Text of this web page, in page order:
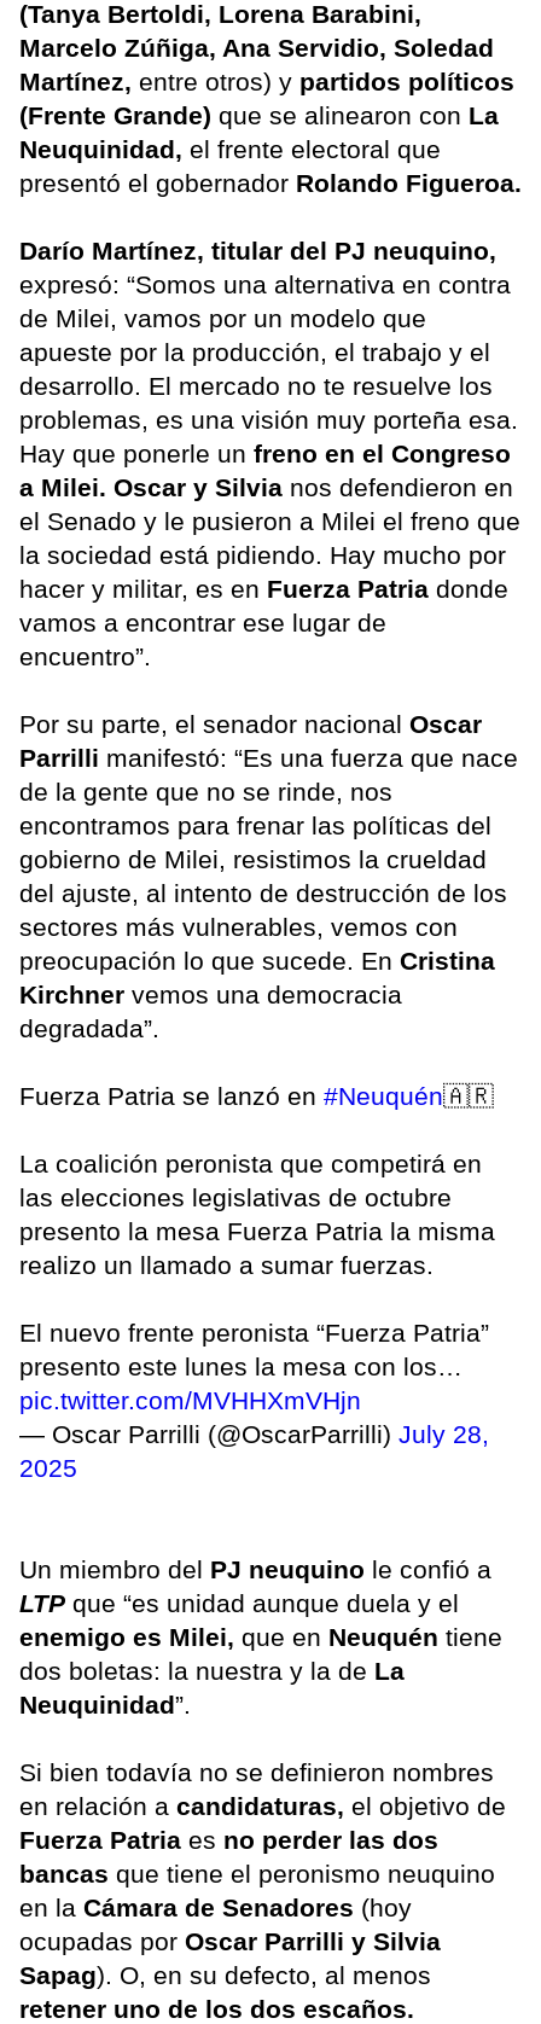
(Tanya Bertoldi, Lorena Barabini,
Marcelo Zúñiga, Ana Servidio, Soledad
Martínez, entre otros) y partidos políticos
(Frente Grande) que se alinearon con La
Neuquinidad, el frente electoral que
presentó el gobernador Rolando Figueroa.
Darío Martínez, titular del PJ neuquino,
expresó: “Somos una alternativa en contra
de Milei, vamos por un modelo que
apueste por la producción, el trabajo y el
desarrollo. El mercado no te resuelve los
problemas, es una visión muy porteña esa.
Hay que ponerle un freno en el Congreso
a Milei. Oscar y Silvia nos defendieron en
el Senado y le pusieron a Milei el freno que
la sociedad está pidiendo. Hay mucho por
hacer y militar, es en Fuerza Patria donde
vamos a encontrar ese lugar de
encuentro”.
Por su parte, el senador nacional Oscar
Parrilli manifestó: “Es una fuerza que nace
de la gente que no se rinde, nos
encontramos para frenar las políticas del
gobierno de Milei, resistimos la crueldad
del ajuste, al intento de destrucción de los
sectores más vulnerables, vemos con
preocupación lo que sucede. En Cristina
Kirchner vemos una democracia
degradada”.
Fuerza Patria se lanzó en #Neuquén🇦🇷
La coalición peronista que competirá en
las elecciones legislativas de octubre
presento la mesa Fuerza Patria la misma
realizo un llamado a sumar fuerzas.
El nuevo frente peronista “Fuerza Patria”
presento este lunes la mesa con los…
pic.twitter.com/MVHHXmVHjn
— Oscar Parrilli (@OscarParrilli) July 28,
2025
Un miembro del PJ neuquino le confió a
LTP que “es unidad aunque duela y el
enemigo es Milei, que en Neuquén tiene
dos boletas: la nuestra y la de La
Neuquinidad”.
Si bien todavía no se definieron nombres
en relación a candidaturas, el objetivo de
Fuerza Patria es no perder las dos
bancas que tiene el peronismo neuquino
en la Cámara de Senadores (hoy
ocupadas por Oscar Parrilli y Silvia
Sapag). O, en su defecto, al menos
retener uno de los dos escaños.